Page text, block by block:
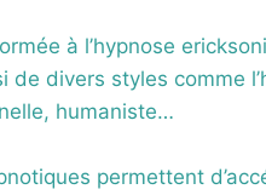
à l’hypnose
de divers styles comme
humaniste…
permettent